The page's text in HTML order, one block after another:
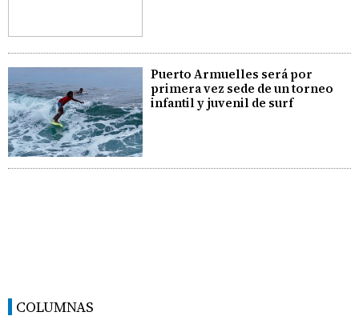
Puerto Armuelles será por
primera vez sede de un torneo
infantil y juvenil de surf
COLUMNAS